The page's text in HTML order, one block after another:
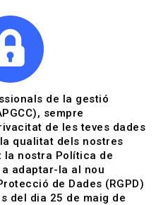
04-2026
de la gestió
sempre
de les teves dades
qualitat dels nostres
la nostra Política de
adaptar-la al nou
de Dades (RGPD)
del dia 25 de maig de